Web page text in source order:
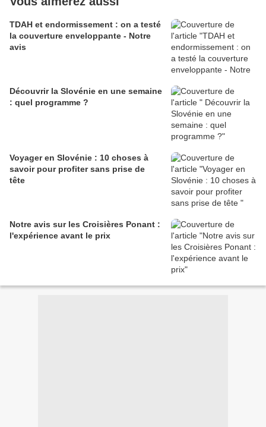
TDAH et endormissement : on a testé
la couverture enveloppante - Notre
avis
Découvrir la Slovénie en une semaine
: quel programme ?
Voyager en Slovénie : 10 choses à
savoir pour profiter sans prise de
tête
Notre avis sur les Croisières Ponant :
l'expérience avant le prix